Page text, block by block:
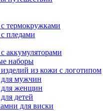
термокружками
пледами
аккумуляторами
наборы
из кожи с логотипом
мужчин
женщин
детей
для виски